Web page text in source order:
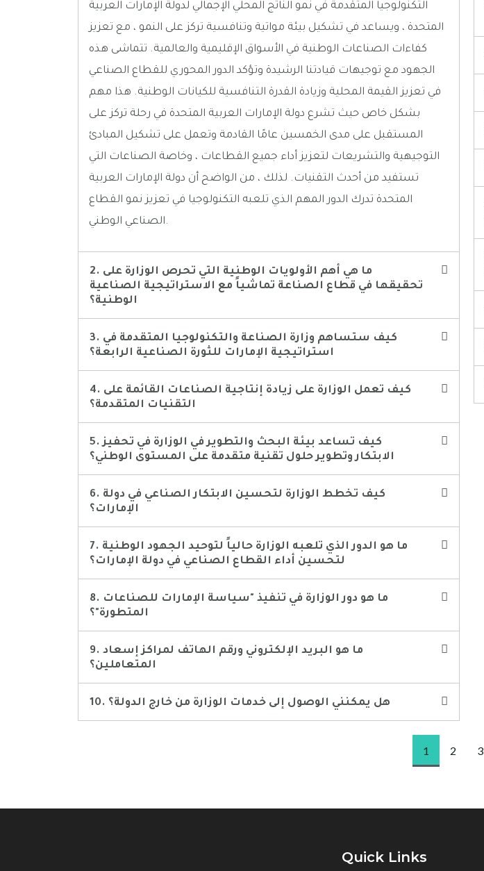
التكنولوجيا المتقدمة في نمو الناتج المحلي الإجمالي لدولة الإمارات العربية
المتحدة ، ويساعد في تشكيل بيئة مواتية وتنافسية تركز على النمو ، مع تعزيز
كفاءات الصناعات الوطنية في الأسواق الإقليمية والعالمية. تتماشى هذه
الجهود مع توجيهات قيادتنا الرشيدة وتؤكد الدور المحوري للقطاع الصناعي
في تعزيز القيمة المحلية وزيادة القدرة التنافسية للكيانات الوطنية. هذا مهم
بشكل خاص حيث تشرع دولة الإمارات العربية المتحدة في رحلة تركز على
المستقبل على مدى الخمسين عامًا القادمة وتعمل على تشكيل المبادئ
التوجيهية والتشريعات لتعزيز أداء جميع القطاعات ، وخاصة الصناعات التي
تستفيد من أحدث التقنيات. لذلك ، من الواضح أن دولة الإمارات العربية
المتحدة تدرك الدور المهم الذي تلعبه التكنولوجيا في تعزيز نمو القطاع
الصناعي الوطني.
2. ما هي أهم الأولويات الوطنية التي تحرص الوزارة على
تحقيقها في قطاع الصناعة تماشياً مع الاستراتيجية الصناعية
الوطنية؟
3. كيف ستساهم وزارة الصناعة والتكنولوجيا المتقدمة في
استراتيجية الإمارات للثورة الصناعية الرابعة؟
4. كيف تعمل الوزارة على زيادة إنتاجية الصناعات القائمة على
التقنيات المتقدمة؟
5. كيف تساعد بيئة البحث والتطوير في الوزارة في تحفيز
الابتكار وتطوير حلول تقنية متقدمة على المستوى الوطني؟
6. كيف تخطط الوزارة لتحسين الابتكار الصناعي في دولة
الإمارات؟
7. ما هو الدور الذي تلعبه الوزارة حالياً لتوحيد الجهود الوطنية
لتحسين أداء القطاع الصناعي في دولة الإمارات؟
8. ما هو دور الوزارة في تنفيذ "سياسة الإمارات للصناعات
المتطورة"؟
9. ما هو البريد الإلكتروني ورقم الهاتف لمراكز إسعاد
المتعاملين؟
10. هل يمكنني الوصول إلى خدمات الوزارة من خارج الدولة؟
1 2 3
Quick Links